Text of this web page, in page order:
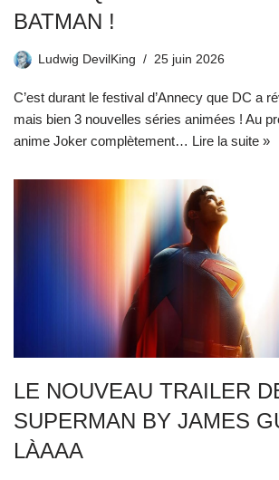
BATMAN !
Ludwig DevilKing 25 juin 2026
C’est durant le festival d’Annecy que DC a
mais bien 3 nouvelles séries animées ! Au
anime Joker complètement… Lire la suite »
LE NOUVEAU TRAILER
SUPERMAN BY JAMES
LÀAAA